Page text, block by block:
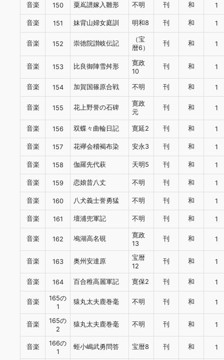
音楽 150 粟嶌譜嫁入雛形 不明 刊 和 1
音楽 151 妹背山婦女庭訓 明和8 刊 和 1
音楽 152 崇徳院讃岐伝記
（宝
暦6）
刊 和 1
音楽 153 比良御陣雪舛形
寛政
10
刊 和 1
音楽 154 加賀国篠原合戦 不明 刊 和 1
音楽 155 花上野誉の石碑
寛政
元
刊 和 1
音楽 156 双蝶々曲輪日記 寛延2 刊 和 1
音楽 157 花襷会稽褐布染 安永3 刊 和 1
音楽 158 伽羅先代萩 天明5 刊 和 1
音楽 159 恋娘昔八丈 不明 刊 和 1
音楽 160 八犬義士誉勇猛 不明 刊 和 1
音楽 161 壇浦兜軍記 不明 刊 和 1
音楽 162 鳰湖高名硯
寛政
13
刊 和 1
音楽 163 奥州安達原
宝暦
12
刊 和 1
音楽 164 百合稚高麗軍記 寛保2 刊 和 1
音楽
165の
1
猿丸太夫鹿巻毫 不明 刊 和 1
音楽
165の
2
猿丸太夫鹿巻毫 不明 刊 和 1
音楽
166の
1
蛭小嶋武勇問答 宝暦8 刊 和 1